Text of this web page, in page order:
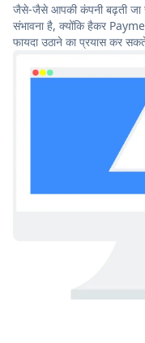
जैसे-जैसे आपकी कंपनी बढ़ती जा
संभावना है, क्योंकि हैकर
फायदा उठाने का प्रयास कर